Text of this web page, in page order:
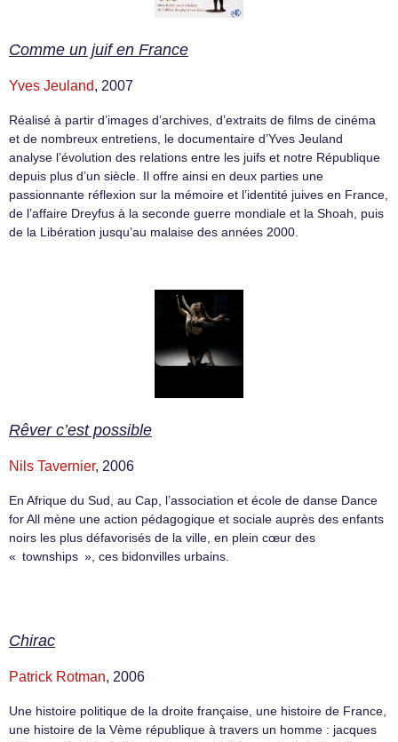
Comme un juif en France
Yves Jeuland, 2007
Réalisé à partir d’images d’archives, d’extraits de films de cinéma
et de nombreux entretiens, le documentaire d’Yves Jeuland
analyse l’évolution des relations entre les juifs et notre République
depuis plus d’un siècle. Il offre ainsi en deux parties une
passionnante réflexion sur la mémoire et l’identité juives en France,
de l’affaire Dreyfus à la seconde guerre mondiale et la Shoah, puis
de la Libération jusqu’au malaise des années 2000.
Rêver c’est possible
Nils Tavernier, 2006
En Afrique du Sud, au Cap, l’association et école de danse Dance
for All mène une action pédagogique et sociale auprès des enfants
noirs les plus défavorisés de la ville, en plein cœur des
« townships », ces bidonvilles urbains.
Chirac
Patrick Rotman, 2006
Une histoire politique de la droite française, une histoire de France,
une histoire de la Vème république à travers un homme : jacques